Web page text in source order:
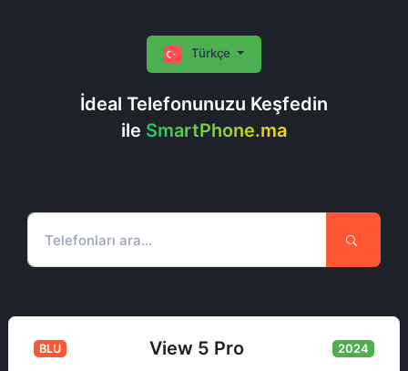
İdeal Telefonunuzu Keşfedin
ile SmartPhone.ma
Türkçe
BLU View 5 Pro 2024